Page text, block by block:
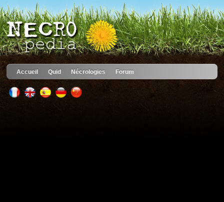
Accueil Quid Nécrologies Forum